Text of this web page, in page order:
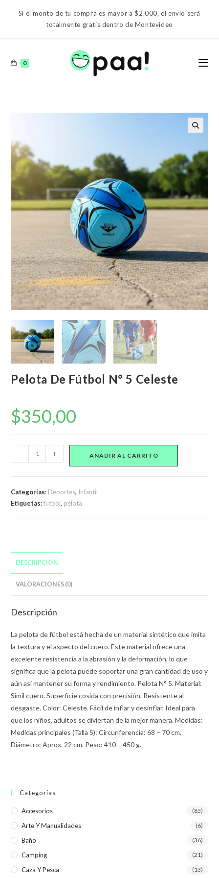
Si el monto de tu compra es mayor a $2.000, el envío será
totalmente gratis dentro de Montevideo
0
Pelota De Fútbol N° 5 Celeste
$350,00
De
5
- + AÑADIR AL CARRITO
Categorías: Deportes, Infantil
Etiquetas:futbol, pelota
DESCRIPCIÓN
VALORACIONES (0)
Descripción
La pelota de fútbol está hecha de un material sintético que imita
la textura y el aspecto del cuero. Este material ofrece una
excelente resistencia a la abrasión y la deformación, lo que
significa que la pelota puede soportar una gran cantidad de uso y
aún así mantener su forma y rendimiento. Pelota N° 5. Material:
Simil cuero. Superficie cosida con precisión. Resistente al
desgaste. Color: Celeste. Fácil de inflar y desinflar. Ideal para
que los niños, adultos se diviertan de la mejor manera. Medidas:
Medidas principales (Talla 5): Circunferencia: 68 – 70 cm.
Diámetro: Aprox. 22 cm. Peso: 410 – 450 g.
Categorías
Accesorios (85)
Arte Y Manualidades (6)
Baño (36)
Camping (21)
Caza Y Pesca (13)